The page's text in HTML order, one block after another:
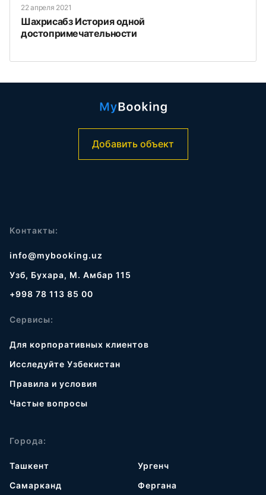
22 апреля 2021
Шахрисабз История одной
достопримечательности
Добавить объект
Контакты:
info@mybooking.uz
Узб, Бухара, М. Амбар 115
+998 78 113 85 00
Сервисы:
Для корпоративных клиентов
Исследуйте Узбекистан
Правила и условия
Частые вопросы
Города:
Ташкент
Самарканд
Ургенч
Фергана